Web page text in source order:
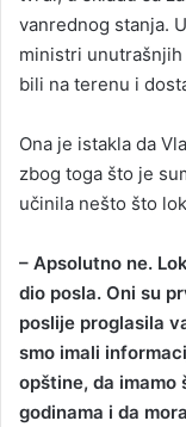
vanrednog stanja.
ministri
bili na terenu i
Ona je istakla da
zbog toga što je
učinila nešto što
– Apsolutno ne.
dio posla. Oni su
poslije proglasila
smo imali
opštine, da imamo
godinama i da